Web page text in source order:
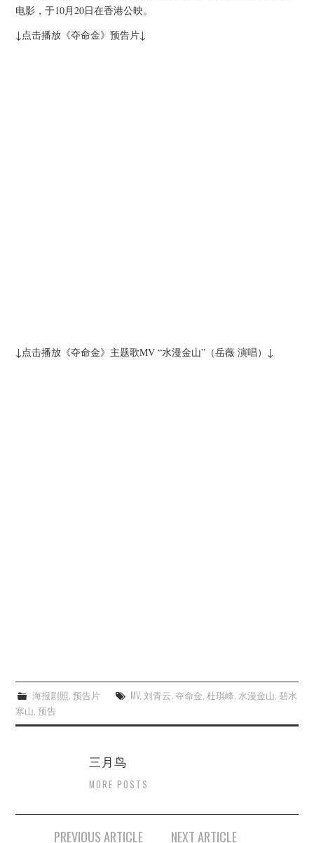
电影，于10月20日在香港公映。
↓点击播放《夺命金》预告片↓
↓点击播放《夺命金》主题歌MV “水漫金山”（岳薇 演唱）↓
海报剧照, 预告片 MV, 刘青云, 夺命金, 杜琪峰, 水漫金山, 碧水
寒山,预告
三月鸟
MORE POSTS
PREVIOUS ARTICLE NEXT ARTICLE